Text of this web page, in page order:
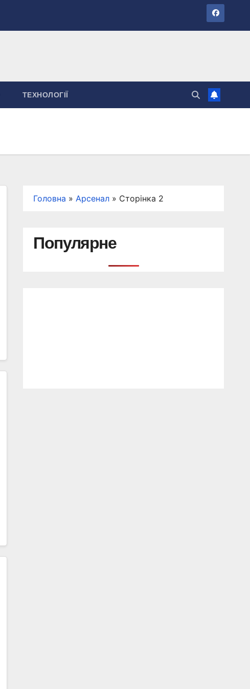
ТЕХНОЛОГІЇ
Головна »Арсенал » Сторінка 2
Популярне